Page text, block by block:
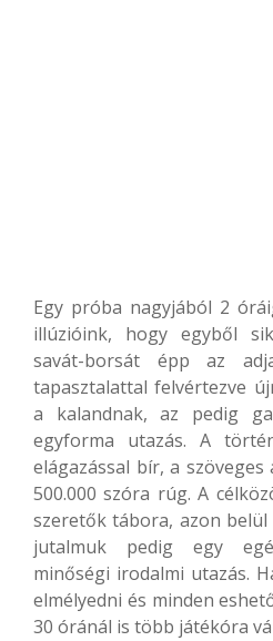
Egy próba nagyjából 2
illúzióink, hogy egyből
savát-borsát épp az
tapasztalattal felvértezve
a kalandnak, az pedig
egyforma utazás. A
elágazással bír, a
500.000 szóra rúg. A
szeretők tábora, azon
jutalmuk pedig egy
minőségi irodalmi utazás.
elmélyedni és minden
30 óránál is több játékóra